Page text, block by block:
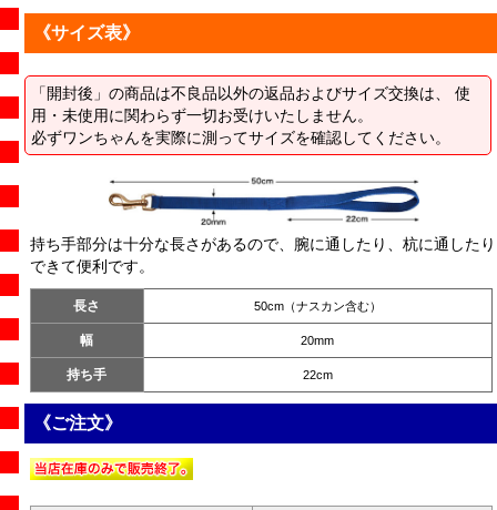
《サイズ表》
「開封後」の商品は不良品以外の返品およびサイズ交換は、 使
用・未使用に関わらず一切お受けいたしません。
必ずワンちゃんを実際に測ってサイズを確認してください。
持ち手部分は十分な長さがあるので、腕に通したり、杭に通したり
できて便利です。
長さ 50cm（ナスカン含む）
幅 20mm
持ち手 22cm
《ご注文》